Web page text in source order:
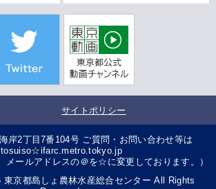
サイトポリシー
岸2丁目7番104号 ご質問・お問い合わせ等は
tosuiso☆ifarc.metro.tokyo.jp
メールアドレスの＠を☆に変更しております。）
京都島しょ農林水産総合センター All Rights